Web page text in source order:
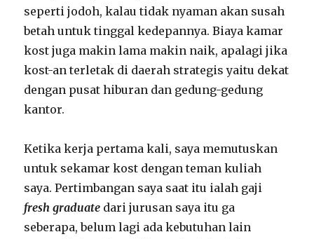
seperti jodoh, kalau tidak nyaman akan susah
betah untuk tinggal kedepannya. Biaya kamar
kost juga makin lama makin naik, apalagi jika
kost-an terletak di daerah strategis yaitu dekat
dengan pusat hiburan dan gedung-gedung
kantor.
Ketika kerja pertama kali, saya memutuskan
untuk sekamar kost dengan teman kuliah
saya. Pertimbangan saya saat itu ialah gaji
fresh graduate dari jurusan saya itu ga
seberapa, belum lagi ada kebutuhan lain